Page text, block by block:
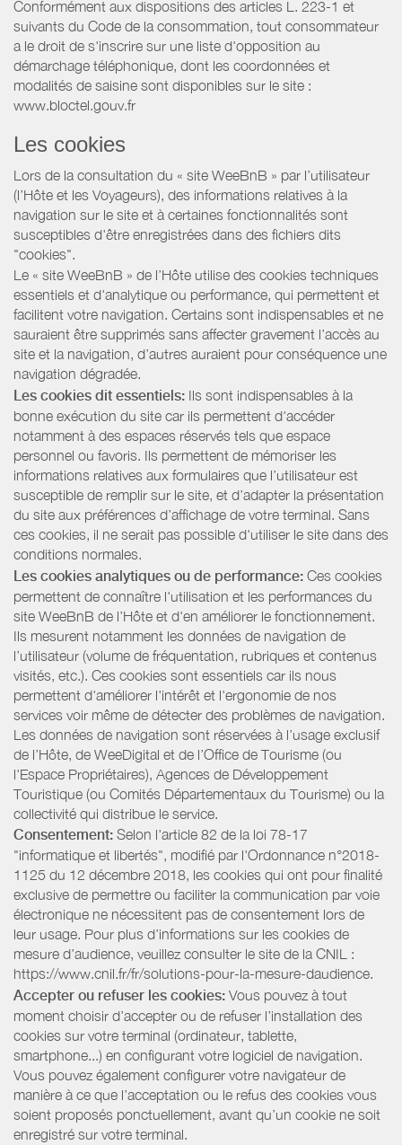
Conformément aux dispositions des articles L. 223-1 et
suivants du Code de la consommation, tout consommateur
a le droit de s'inscrire sur une liste d'opposition au
démarchage téléphonique, dont les coordonnées et
modalités de saisine sont disponibles sur le site :
www.bloctel.gouv.fr
Les cookies
Lors de la consultation du « site WeeBnB » par l’utilisateur
(l’Hôte et les Voyageurs), des informations relatives à la
navigation sur le site et à certaines fonctionnalités sont
susceptibles d'être enregistrées dans des fichiers dits
"cookies".
Le « site WeeBnB » de l’Hôte utilise des cookies techniques
essentiels et d'analytique ou performance, qui permettent et
facilitent votre navigation. Certains sont indispensables et ne
sauraient être supprimés sans affecter gravement l’accès au
site et la navigation, d’autres auraient pour conséquence une
navigation dégradée.
Les cookies dit essentiels: Ils sont indispensables à la
bonne exécution du site car ils permettent d'accéder
notamment à des espaces réservés tels que espace
personnel ou favoris. Ils permettent de mémoriser les
informations relatives aux formulaires que l’utilisateur est
susceptible de remplir sur le site, et d’adapter la présentation
du site aux préférences d’affichage de votre terminal. Sans
ces cookies, il ne serait pas possible d'utiliser le site dans des
conditions normales.
Les cookies analytiques ou de performance: Ces cookies
permettent de connaître l'utilisation et les performances du
site WeeBnB de l’Hôte et d'en améliorer le fonctionnement.
Ils mesurent notamment les données de navigation de
l’utilisateur (volume de fréquentation, rubriques et contenus
visités, etc.). Ces cookies sont essentiels car ils nous
permettent d'améliorer l'intérêt et l'ergonomie de nos
services voir même de détecter des problèmes de navigation.
Les données de navigation sont réservées à l’usage exclusif
de l’Hôte, de WeeDigital et de l’Office de Tourisme (ou
l'Espace Propriétaires), Agences de Développement
Touristique (ou Comités Départementaux du Tourisme) ou la
collectivité qui distribue le service.
Consentement: Selon l'article 82 de la loi 78-17
"informatique et libertés", modifié par l'Ordonnance n°2018-
1125 du 12 décembre 2018, les cookies qui ont pour finalité
exclusive de permettre ou faciliter la communication par voie
électronique ne nécessitent pas de consentement lors de
leur usage. Pour plus d’informations sur les cookies de
mesure d’audience, veuillez consulter le site de la CNIL :
https://www.cnil.fr/fr/solutions-pour-la-mesure-daudience.
Accepter ou refuser les cookies: Vous pouvez à tout
moment choisir d’accepter ou de refuser l’installation des
cookies sur votre terminal (ordinateur, tablette,
smartphone...) en configurant votre logiciel de navigation.
Vous pouvez également configurer votre navigateur de
manière à ce que l’acceptation ou le refus des cookies vous
soient proposés ponctuellement, avant qu’un cookie ne soit
enregistré sur votre terminal.